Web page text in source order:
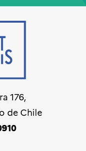
176,
de Chile